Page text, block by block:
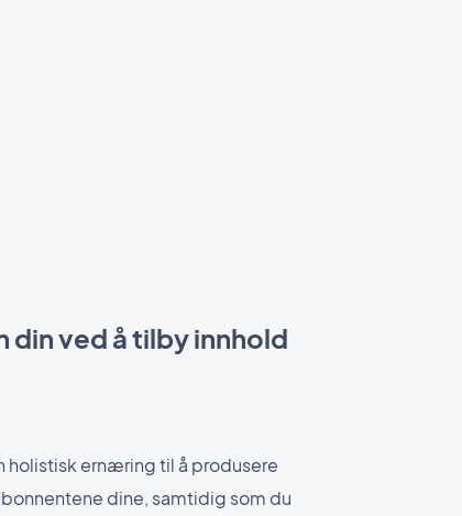
ved å tilby innhold
holistisk ernæring til å produsere
dine, samtidig som du